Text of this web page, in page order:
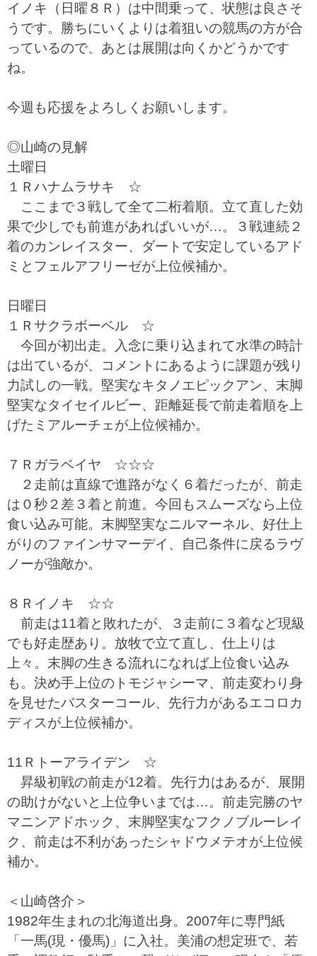
イノキ（日曜８Ｒ）は中間乗って、状態は良さそ
うです。勝ちにいくよりは着狙いの競馬の方が合
っているので、あとは展開は向くかどうかです
ね。
今週も応援をよろしくお願いします。
◎山崎の見解
土曜日
１Ｒハナムラサキ ☆
ここまで３戦して全て二桁着順。立て直した効
果で少しでも前進があればいいが…。３戦連続２
着のカンレイスター、ダートで安定しているアド
ミとフェルアフリーゼが上位候補か。
日曜日
１Ｒサクラボーベル ☆
今回が初出走。入念に乗り込まれて水準の時計
は出ているが、コメントにあるように課題が残り
力試しの一戦。堅実なキタノエピックアン、末脚
堅実なタイセイルビー、距離延長で前走着順を上
げたミアルーチェが上位候補か。
７Ｒガラベイヤ ☆☆☆
２走前は直線で進路がなく６着だったが、前走
は０秒２差３着と前進。今回もスムーズなら上位
食い込み可能。末脚堅実なニルマーネル、好仕上
がりのファインサマーデイ、自己条件に戻るラヴ
ノーが強敵か。
８Ｒイノキ ☆☆
前走は11着と敗れたが、３走前に３着など現級
でも好走歴あり。放牧で立て直し、仕上りは
上々。末脚の生きる流れになれば上位食い込み
も。決め手上位のトモジャシーマ、前走変わり身
を見せたバスターコール、先行力があるエコロカ
ディスが上位候補か。
11Ｒトーアライデン ☆
昇級初戦の前走が12着。先行力はあるが、展開
の助けがないと上位争いまでは…。前走完勝のヤ
マニンアドホック、末脚堅実なフクノブルーレイ
ク、前走は不利があったシャドウメテオが上位候
補か。
＜山崎啓介＞
1982年生まれの北海道出身。2007年に専門紙
「一馬(現・優馬)」に入社。美浦の想定班で、若